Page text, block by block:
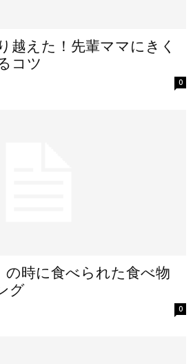
越えた！先輩ママにきく
コツ
0
の時に食べられた食べ物
グ
0